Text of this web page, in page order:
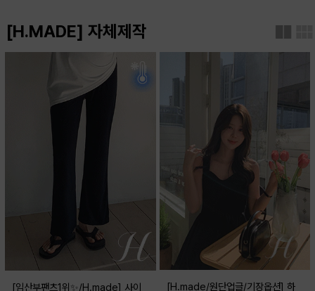
[H.MADE] 자체제작
[임산부팬츠1위✨/H.made] 사이
[H.made/원단업글/기장옵션] 하